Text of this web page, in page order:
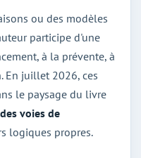
ou des modèles
participe d'une
à la prévente, à
En juillet 2026, ces
le paysage du livre
des voies de
logiques propres.